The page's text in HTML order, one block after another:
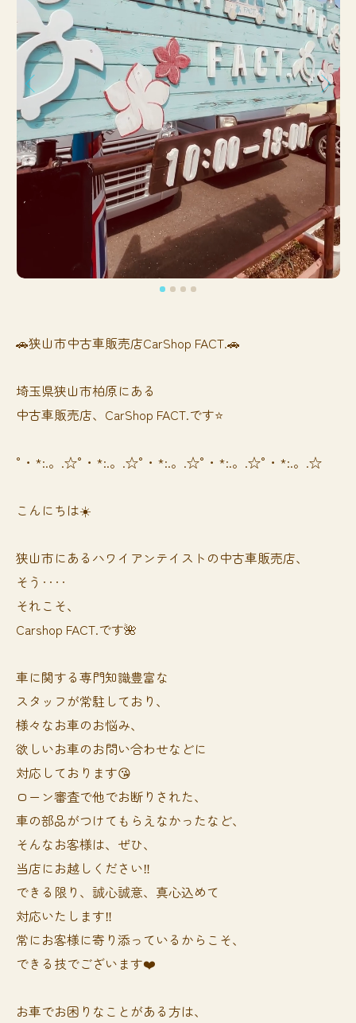
🚗狭山市中古車販売店CarShop FACT.🚗
埼玉県狭山市柏原にある
中古車販売店、CarShop FACT.です⭐️
°・*:.。.☆°・*:.。.☆°・*:.。.☆°・*:.。.☆°・*:.。.☆
こんにちは☀️
狭山市にあるハワイアンテイストの中古車販売店、
そう‥‥
それこそ、
Carshop FACT.です🌺
車に関する専門知識豊富な
スタッフが常駐しており、
様々なお車のお悩み、
欲しいお車のお問い合わせなどに
対応しております😘
ローン審査で他でお断りされた、
車の部品がつけてもらえなかったなど、
そんなお客様は、ぜひ、
当店にお越しください‼️
できる限り、誠心誠意、真心込めて
対応いたします‼️
常にお客様に寄り添っているからこそ、
できる技でございます❤️
お車でお困りなことがある方は、